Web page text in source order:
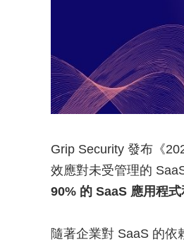
Grip Security 發布《
效應對未受管理的
90% 的 SaaS 應用程
隨著企業對 SaaS 的依